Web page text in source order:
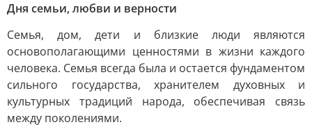
Дня семьи, любви и верности
Семья, дом, дети и близкие люди являются
основополагающими ценностями в жизни каждого
человека. Семья всегда была и остается фундаментом
сильного государства, хранителем духовных и
культурных традиций народа, обеспечивая связь
между поколениями.